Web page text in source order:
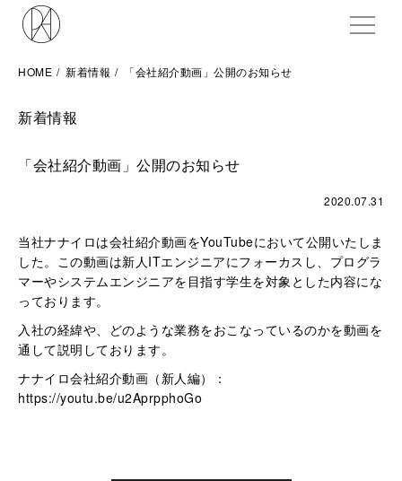
HOME 新着情報 「会社紹介動画」公開のお知らせ
新着情報
「会社紹介動画」公開のお知らせ
2020.07.31
当社ナナイロは会社紹介動画をYouTubeにおいて公開いたしま
した。この動画は新人ITエンジニアにフォーカスし、プログラ
マーやシステムエンジニアを目指す学生を対象とした内容にな
っております。
入社の経緯や、どのような業務をおこなっているのかを動画を
通して説明しております。
ナナイロ会社紹介動画（新人編）：
https://youtu.be/u2AprpphoGo